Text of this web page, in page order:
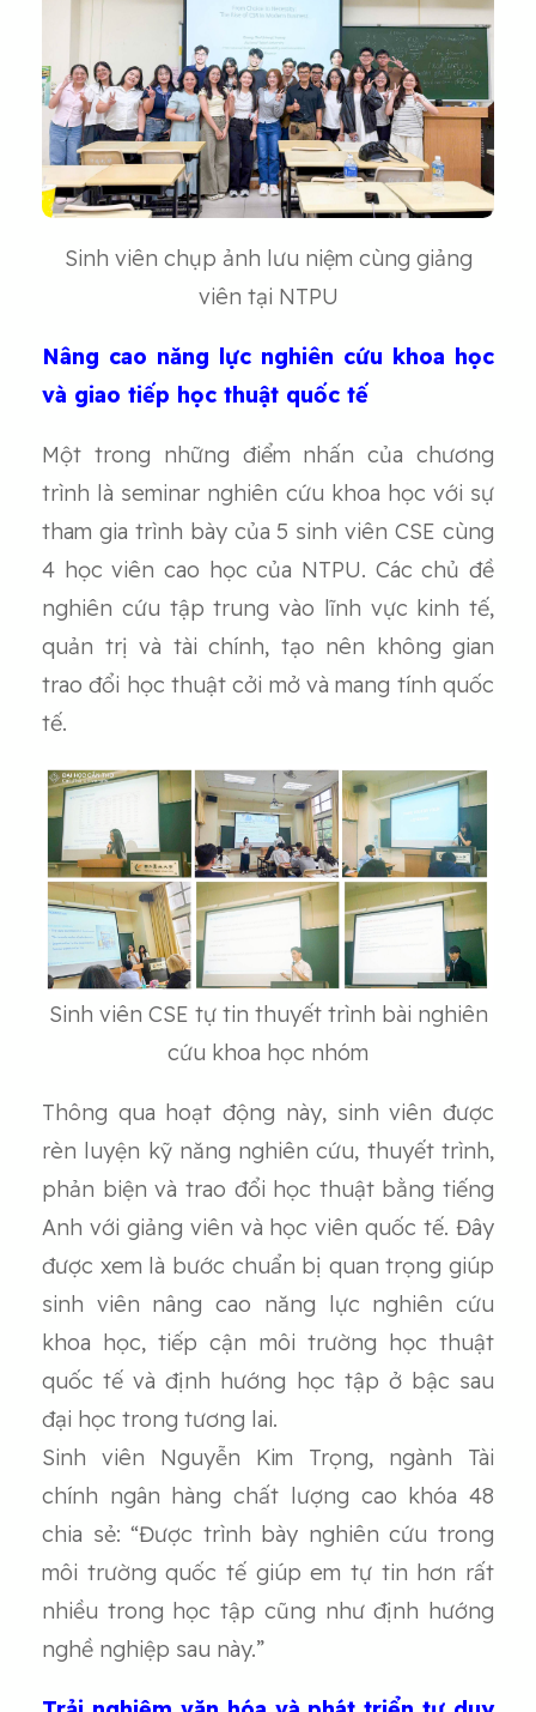
Sinh viên chụp ảnh lưu niệm cùng giảng
viên tại NTPU
Nâng cao năng lực nghiên cứu khoa học
và giao tiếp học thuật quốc tế
Một trong những điểm nhấn của chương
trình là seminar nghiên cứu khoa học với sự
tham gia trình bày của 5 sinh viên CSE cùng
4 học viên cao học của NTPU. Các chủ đề
nghiên cứu tập trung vào lĩnh vực kinh tế,
quản trị và tài chính, tạo nên không gian
trao đổi học thuật cởi mở và mang tính quốc
tế.
Sinh viên CSE tự tin thuyết trình bài nghiên
cứu khoa học nhóm
Thông qua hoạt động này, sinh viên được
rèn luyện kỹ năng nghiên cứu, thuyết trình,
phản biện và trao đổi học thuật bằng tiếng
Anh với giảng viên và học viên quốc tế. Đây
được xem là bước chuẩn bị quan trọng giúp
sinh viên nâng cao năng lực nghiên cứu
khoa học, tiếp cận môi trường học thuật
quốc tế và định hướng học tập ở bậc sau
đại học trong tương lai.
Sinh viên Nguyễn Kim Trọng, ngành Tài
chính ngân hàng chất lượng cao khóa 48
chia sẻ: “Được trình bày nghiên cứu trong
môi trường quốc tế giúp em tự tin hơn rất
nhiều trong học tập cũng như định hướng
nghề nghiệp sau này.”